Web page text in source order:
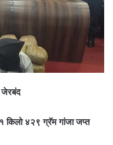
जेरबंद
किलो ४२९ ग्रॅम गांजा जप्त